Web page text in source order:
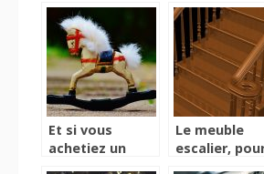
pour un parfait
repassage
Et si vous
achetiez un
Le meuble
escalier,